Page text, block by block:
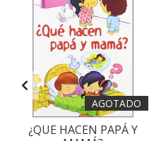
AGOTADO
¿QUE HACEN PAPÁ Y